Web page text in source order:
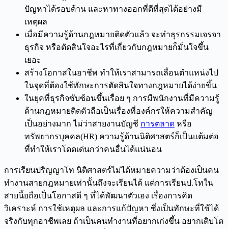
ปัญหาได้รอบด้าน และหาทางออกที่ดีที่สุดได้อย่างมี
เหตุผล
เมื่อมีความรู้ด้านกฎหมายติดตัวแล้ว จะทำธุรกรรมเจรจา
ธุรกิจ หรือตัดสินใจอะไรที่เกี่ยวกับกฎหมายก็มั่นใจขึ้น
เยอะ
สร้างโอกาสในอาชีพ ทำให้เราสามารถเลื่อนตำแหน่งไป
ในจุดที่ต้องใช้ทักษะการตัดสินใจทางกฎหมายได้ง่ายขึ้น
ในยุคที่ธุรกิจซับซ้อนขึ้นเรื่อย ๆ การมีพนักงานที่มีความรู้
ด้านกฎหมายติดตัวถือเป็นเรื่องที่องค์กรให้ความสำคัญ
เป็นอย่างมาก ไม่ว่าสายงานบัญชี การตลาด หรือ
ทรัพยากรบุคคล(HR) ความรู้ด้านนิติศาสตร์ก็เป็นแต้มต่อ
ที่ทำให้เราโดดเด่นกว่าคนอื่นได้แน่นอน
การเรียนปริญญาโท นิติศาสตร์ไม่ได้หมายความว่าต้องเป็นคน
ทำงานสายกฎหมายเท่านั้นถึงจะเรียนได้ แต่การเรียนป.โทใน
สายนี้ยถือเป็นโอกาสดี ๆ ที่ได้พัฒนาตัวเอง เรื่องการคิด
วิเคราะห์ การใช้เหตุผล และการแก้ปัญหา ซึ่งเป็นทักษะที่ใช้ได้
จริงกับทุกอาชีพเลย ถ้าเป็นคนทำงานที่อยากเก่งขึ้น อยากเติบโต